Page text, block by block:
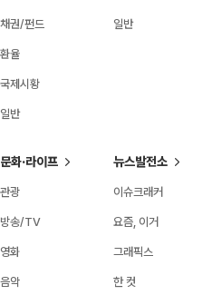
채권/펀드
환율
국제시황
일반
일반
문화·라이프
관광
방송/TV
영화
음악
뉴스발전소
이슈크래커
요즘, 이거
그래픽스
한 컷